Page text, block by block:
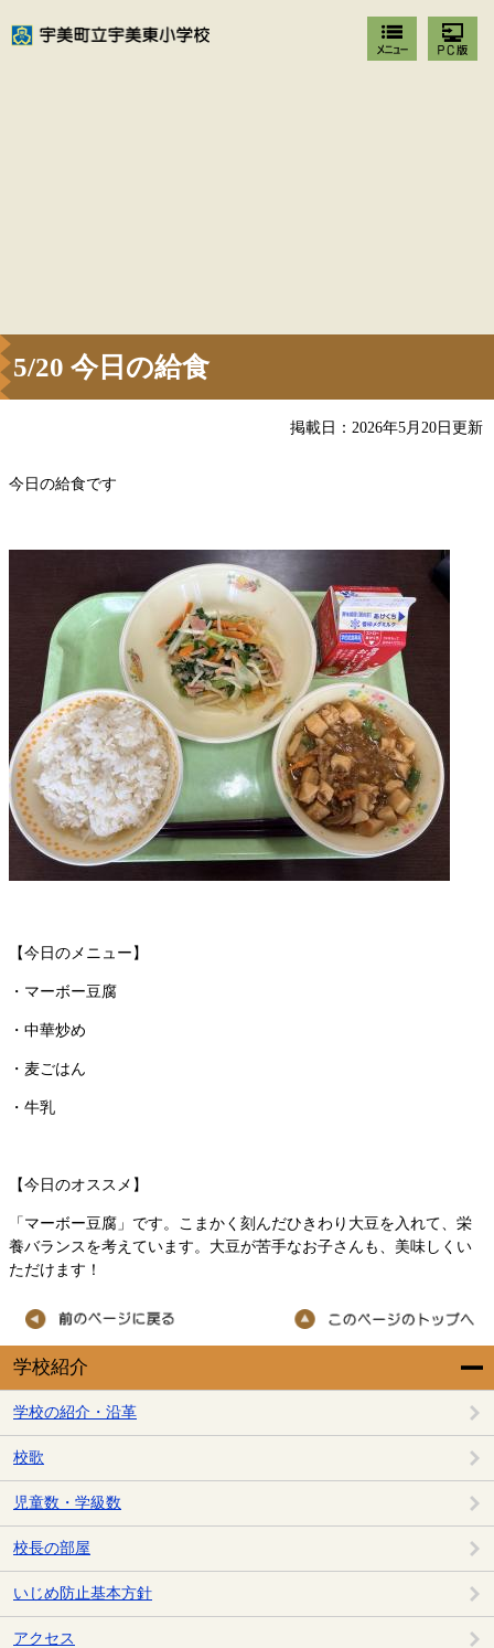
学校紹介
学校の紹介・沿革
校歌
児童数・学級数
校長の部屋
いじめ防止基本方針
アクセス
5/20 今日の給食
掲載日：2026年5月20日更新
今日の給食です
【今日のメニュー】
・マーボー豆腐
・中華炒め
・麦ごはん
・牛乳
【今日のオススメ】
「マーボー豆腐」です。こまかく刻んだひきわり大豆を入れて、栄
養バランスを考えています。大豆が苦手なお子さんも、美味しくい
ただけます！